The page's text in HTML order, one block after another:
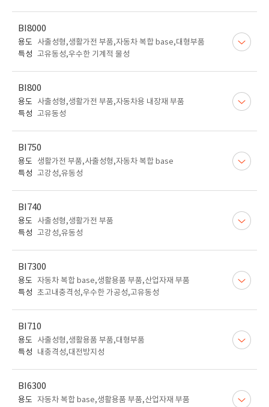
BI8000
용도
사출성형,생활가전 부품,자동차 복합 base,대형부품
특성 고유동성,우수한 기계적 물성
BI800
용도
사출성형,생활가전 부품,자동차용 내장재 부품
특성 고유동성
BI750
용도
생활가전 부품,사출성형,자동차 복합 base
특성 고강성,유동성
BI740
용도
사출성형,생활가전 부품
특성 고강성,유동성
BI7300
용도
자동차 복합 base,생활용품 부품,산업자재 부품
특성 초고내충격성,우수한 가공성,고유동성
BI710
용도
사출성형,생활용품 부품,대형부품
특성
내충격성,대전방지성
BI6300
용도
자동차 복합 base,생활용품 부품,산업자재 부품